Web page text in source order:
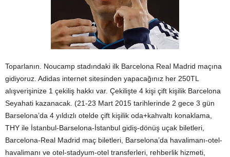
Toparlanın. Noucamp stadındaki ilk Barcelona Real Madrid maçına
gidiyoruz. Adidas internet sitesinden yapacağınız her 250TL
alışverişinize 1 çekiliş hakkı var. Çekilişte 4 kişi çift kişilik Barcelona
Seyahati kazanacak. (21-23 Mart 2015 tarihlerinde 2 gece 3 gün
Barselona’da 4 yıldızlı otelde çift kişilik oda+kahvaltı konaklama,
THY ile İstanbul-Barselona-İstanbul gidiş-dönüş uçak biletleri,
Barcelona-Real Madrid maç biletleri, Barselona’da havalimanı-otel-
havalimanı ve otel-stadyum-otel transferleri, rehberlik hizmeti,